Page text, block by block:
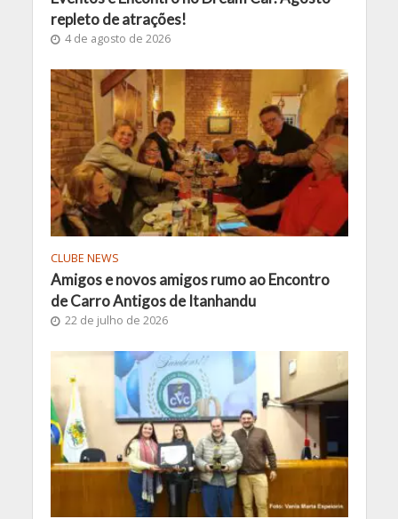
repleto de atrações!
4 de agosto de 2026
CLUBE NEWS
Amigos e novos amigos rumo ao Encontro
de Carro Antigos de Itanhandu
22 de julho de 2026